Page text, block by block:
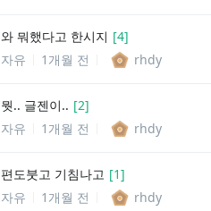
와 뭐했다고 한시지 [4]
자유
1개월 전 rhdy
뭣.. 글젠이.. [2]
자유
1개월 전 rhdy
편도붓고 기침나고 [1]
자유
1개월 전 rhdy